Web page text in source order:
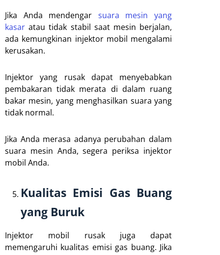
Jika Anda mendengar suara mesin yang
kasar atau tidak stabil saat mesin berjalan,
ada kemungkinan injektor mobil mengalami
kerusakan.
Injektor yang rusak dapat menyebabkan
pembakaran tidak merata di dalam ruang
bakar mesin, yang menghasilkan suara yang
tidak normal.
Jika Anda merasa adanya perubahan dalam
suara mesin Anda, segera periksa injektor
mobil Anda.
Kualitas Emisi Gas Buang
yang Buruk
Injektor mobil rusak juga dapat
memengaruhi kualitas emisi gas buang. Jika